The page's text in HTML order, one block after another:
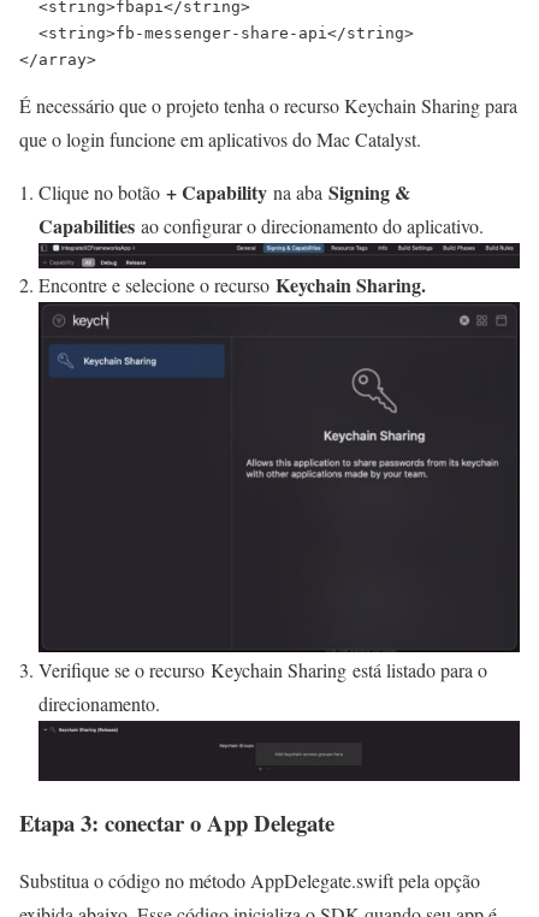
  <string>fbapi</string>
  <string>fb-messenger-share-api</string>
</array>
É necessário que o projeto tenha o recurso Keychain Sharing para
que o login funcione em aplicativos do Mac Catalyst.
Clique no botão + Capability na aba Signing &
Capabilities ao configurar o direcionamento do aplicativo.
Encontre e selecione o recurso Keychain Sharing.
Verifique se o recurso Keychain Sharing está listado para o
direcionamento.
Etapa 3: conectar o App Delegate
Substitua o código no métodoAppDelegate.swiftpela opção